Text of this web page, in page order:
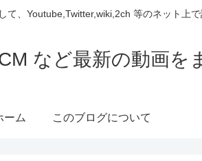
て、Youtube,Twitter,wiki,2ch 等のネット上
など最新の動画を
ーム このブログについて